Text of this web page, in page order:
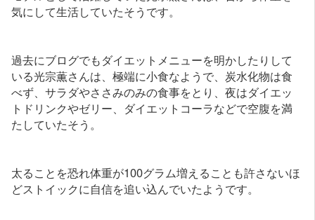
気にして生活していたそうです。
過去にブログでもダイエットメニューを明かしたりして
いる光宗薫さんは、極端に小食なようで、炭水化物は食
べず、サラダやささみのみの食事をとり、夜はダイエッ
トドリンクやゼリー、ダイエットコーラなどで空腹を満
たしていたそう。
太ることを恐れ体重が100グラム増えることも許さないほ
どストイックに自信を追い込んでいたようです。